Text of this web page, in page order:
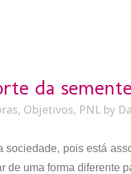
da
, Objetivos, PNL by
sociedade, pois está
de uma forma diferente